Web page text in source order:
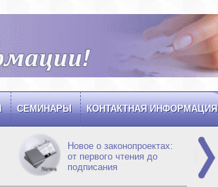
СЕМИНАРЫ КОНТАКТНАЯ ИНФОРМАЦИЯ
Новое о законопроектах:
от первого чтения до
подписания